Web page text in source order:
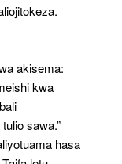
akisema:
kwa
sawa.”
hasa